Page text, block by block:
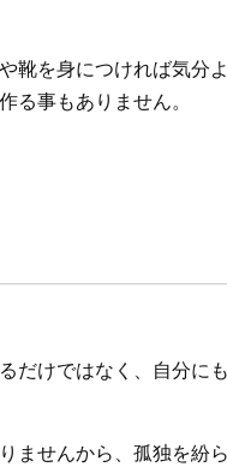
靴を身につければ気分
る事もありません。
だけではなく、自分に
ませんから、孤独を紛